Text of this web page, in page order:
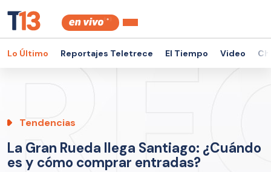
Lo Último Reportajes Teletrece El Tiempo Video
Tendencias
La Gran Rueda llega Santiago: ¿Cuándo
es y cómo comprar entradas?